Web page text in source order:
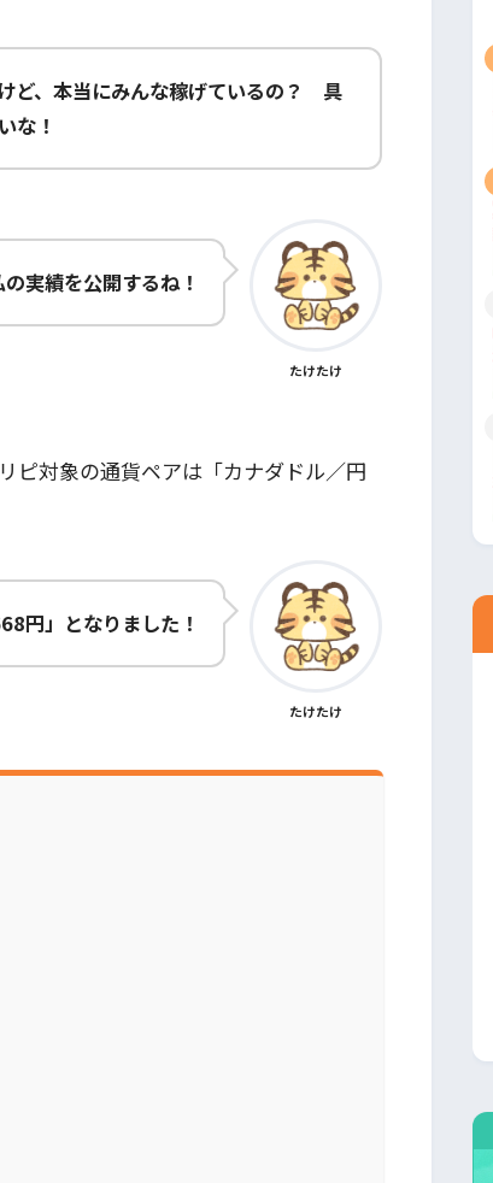
、 本当にみんな稼げているの？
具
な！
実績を公開するね！
たけたけ
ピ対象の通貨ペアは「カナダドル／円
円」となりました！
たけたけ